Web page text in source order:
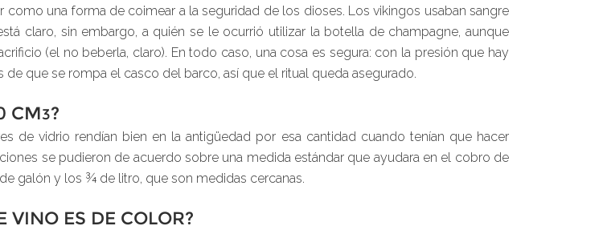
como una forma de coimear a la seguridad de los dioses. Los vikingos usaban sangre
claro, sin embargo, a quién se le ocurrió utilizar la botella de champagne, aunque
(el no beberla, claro). En todo caso, una cosa es segura: con la presión que hay
que se rompa el casco del barco, así que el ritual queda asegurado.
CM3?
de vidrio rendían bien en la antigüedad por esa cantidad cuando tenían que hacer
se pudieron de acuerdo sobre una medida estándar que ayudara en el cobro de
galón y los ¾ de litro, que son medidas cercanas.
VINO ES DE COLOR?